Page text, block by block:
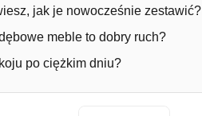
jak je nowocześnie zestawić?
meble to dobry ruch?
po ciężkim dniu?